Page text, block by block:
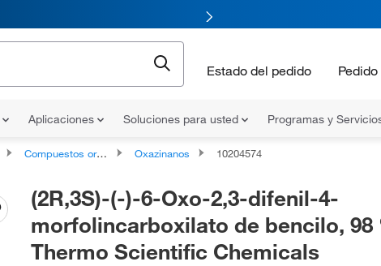
Estado del pedido
Aplicaciones Soluciones para usted Programas y
Compuestos organoheterocíclicos Oxazinanos 10204574
(2R,3S)-(-)-6-Oxo-2,3-difenil-4-
morfolincarboxilato de bencilo, 98
Thermo Scientific Chemicals